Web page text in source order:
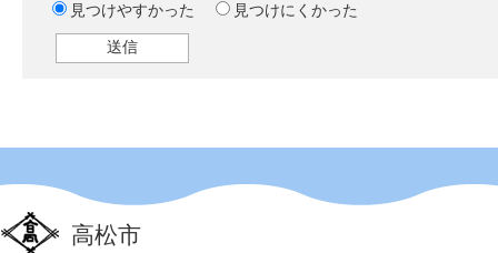
見つけやすかった
見つけにくかった
高松市